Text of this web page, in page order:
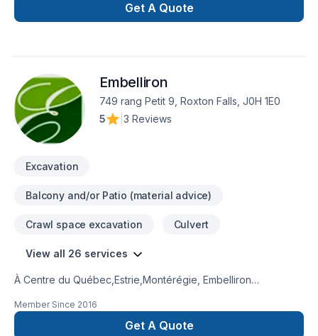
Get A Quote
Embelliron
749 rang Petit 9, Roxton Falls, J0H 1E0
5
3 Reviews
Excavation
Balcony and/or Patio (material advice)
Crawl space excavation Culvert
View all 26 services
À Centre du Québec,Estrie,Montérégie, Embelliron
approche unique dans le domaine de Arbres et haies, Béton,
Clôture, Démolition, Drain français, Excavation, Excavation
Member Since 2016
Get A Quote